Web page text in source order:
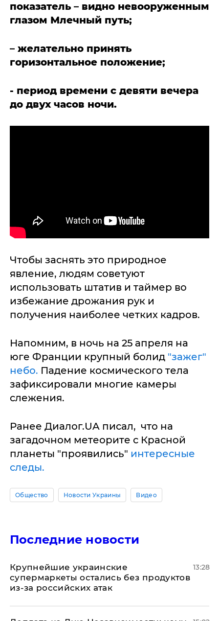
показатель – видно невооруженным
глазом Млечный путь;
– желательно принять
горизонтальное положение;
- период времени с девяти вечера
до двух часов ночи.
Чтобы заснять это природное
явление, людям советуют
использовать штатив и таймер во
избежание дрожания рук и
получения наиболее четких кадров.
Напомним, в ночь на 25 апреля на
юге Франции крупный болид "зажег"
небо. Падение космического тела
зафиксировали многие камеры
слежения.
Ранее Диалог.UA писал, что на
загадочном метеорите с Красной
планеты "проявились" интересные
следы.
Общество Новости Украины Видео
Последние новости
Крупнейшие украинские
супермаркеты остались без продуктов
из-за российских атак
13:28